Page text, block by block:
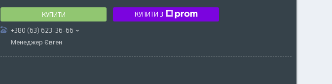
КУПИТИ КУПИТИ З
+380 (63) 623-36-66
Менеджер Євген